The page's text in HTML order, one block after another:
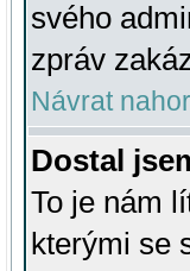
svého
zpráv
Návrat
Dostal
To je nám
kterými se